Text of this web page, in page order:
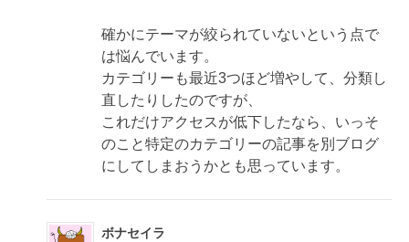
確かにテーマが絞られていないという点で
は悩んでいます。
カテゴリーも最近3つほど増やして、分類し
直したりしたのですが、
これだけアクセスが低下したなら、いっそ
のこと特定のカテゴリーの記事を別ブログ
にしてしまおうかとも思っています。
ボナセイラ